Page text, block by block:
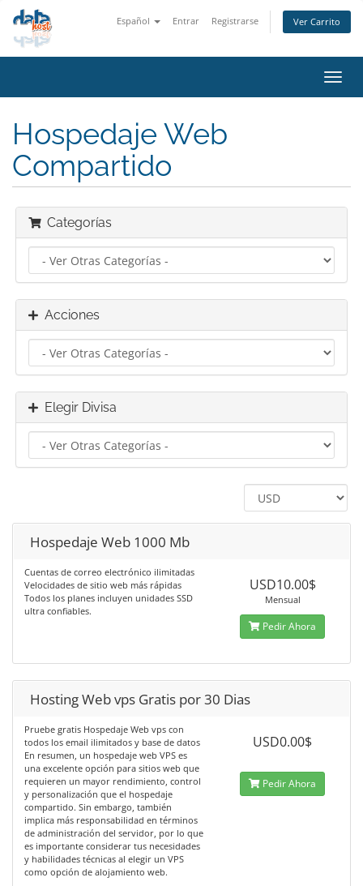
Español Entrar Registrarse Ver Carrito
Hospedaje Web
Compartido
Categorías
Acciones
Elegir Divisa
Hospedaje Web 1000 Mb
Cuentas de correo electrónico ilimitadas
Velocidades de sitio web más rápidas
Todos los planes incluyen unidades SSD
ultra confiables.
USD10.00$
Mensual
Pedir Ahora
Hosting Web vps Gratis por 30 Dias
Pruebe gratis Hospedaje Web vps con
todos los email ilimitados y base de datos
En resumen, un hospedaje web VPS es
una excelente opción para sitios web que
requieren un mayor rendimiento, control
y personalización que el hospedaje
compartido. Sin embargo, también
implica más responsabilidad en términos
de administración del servidor, por lo que
es importante considerar tus necesidades
y habilidades técnicas al elegir un VPS
como opción de alojamiento web.
USD0.00$
Pedir Ahora